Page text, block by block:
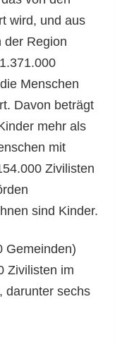
wird, und aus
der Region
Menschen
Davon beträgt
mehr als
mit
Zivilisten
sind Kinder.
Gemeinden)
Zivilisten im
darunter sechs